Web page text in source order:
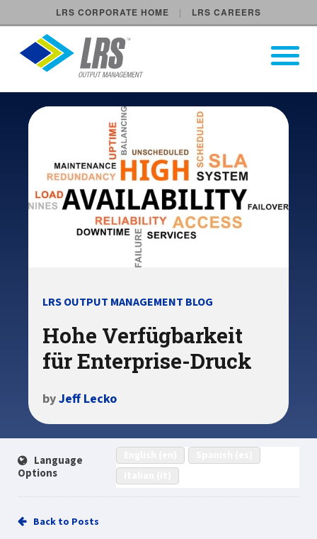
LRS CORPORATE HOME LRS CAREERS
LRS Output Management
Main Navigation
Open
LRS OUTPUT MANAGEMENT BLOG
Hohe Verfügbarkeit
für Enterprise-Druck
byJeff Lecko
Language
Options
Back to Posts